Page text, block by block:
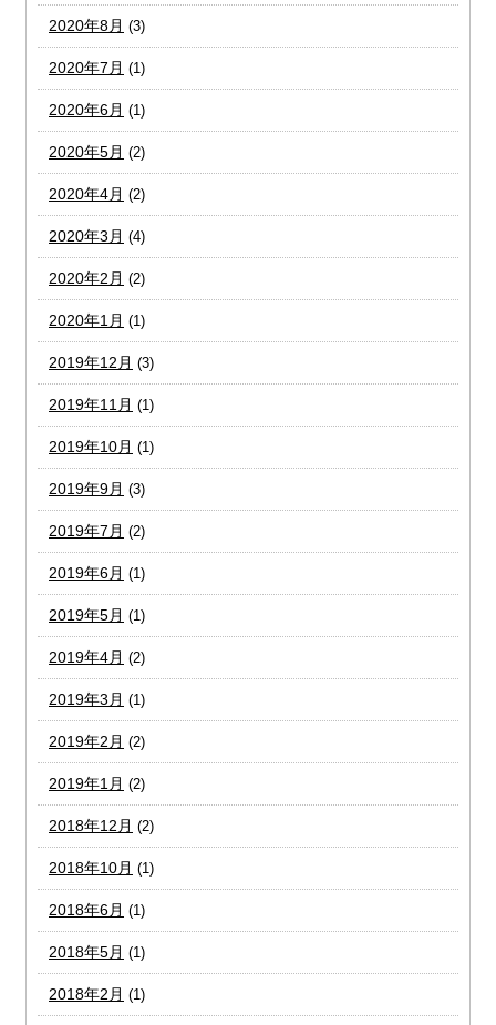
2020年8月 (3)
2020年7月 (1)
2020年6月 (1)
2020年5月 (2)
2020年4月 (2)
2020年3月 (4)
2020年2月 (2)
2020年1月 (1)
2019年12月 (3)
2019年11月 (1)
2019年10月 (1)
2019年9月 (3)
2019年7月 (2)
2019年6月 (1)
2019年5月 (1)
2019年4月 (2)
2019年3月 (1)
2019年2月 (2)
2019年1月 (2)
2018年12月 (2)
2018年10月 (1)
2018年6月 (1)
2018年5月 (1)
2018年2月 (1)